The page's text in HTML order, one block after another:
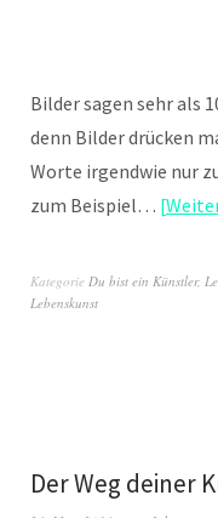
Bilder sagen sehr als
denn Bilder drücken
Worte irgendwie nur
zum Beispiel…
Kategorie Du bist ein Künstler,
Lebenskunst
Der Weg deiner